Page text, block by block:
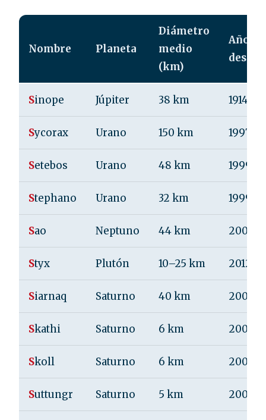
Nombre Planeta
Diámetro
medio
(km)
Año de
Sinope Júpiter 38 km 1914
Sycorax Urano 150 km 1997
Setebos Urano 48 km 1999
Stephano Urano 32 km 1999
Sao Neptuno 44 km 2002
Styx Plutón 10–25 km 2012
Siarnaq Saturno 40 km 2000
Skathi Saturno 6 km 2000
Skoll Saturno 6 km 2006
Suttungr Saturno 5 km 2000